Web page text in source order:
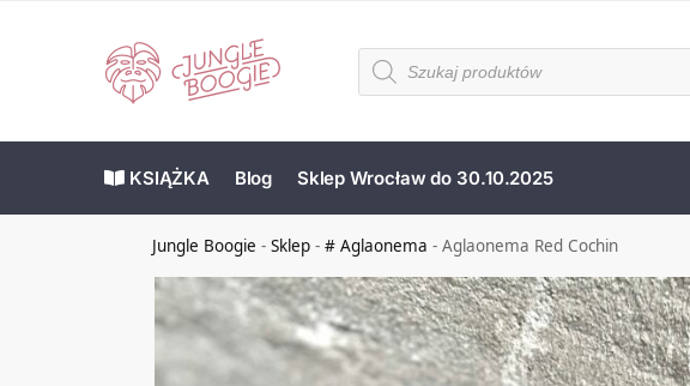
KSIĄŻKA Blog Sklep Wrocław do 30.10.2025
Jungle Boogie -Sklep -# Aglaonema -Aglaonema Red Cochin